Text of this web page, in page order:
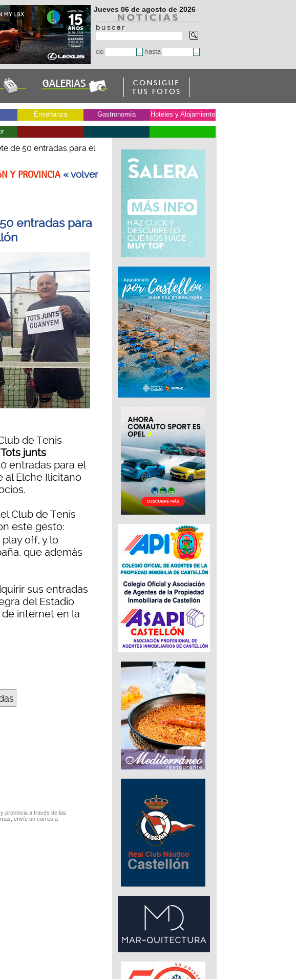
Jueves 06 de agosto de 2026
b u s c a r
de hasta
Enseñanza Gastronomía Hoteles y Alojamiento
de 50 entradas para el
Y PROVINCIA« volver
entradas para
de Tenis
junts
entradas para el
al Elche Ilicitano
Club de Tenis
este gesto:
off, y lo
que además
sus entradas
del Estadio
internet en la
provincia a través de las
envíe un correo a